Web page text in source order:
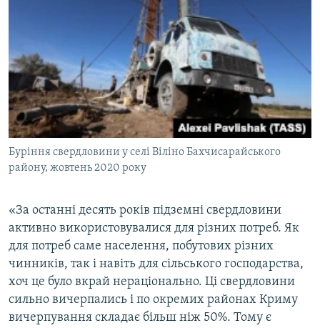
Буріння свердловини у селі Віліно Бахчисарайського
району, жовтень 2020 року
«‎За останні десять років підземні свердловини
активно використовувалися для різних потреб. Як
для потреб саме населення, побутових різних
чинників, так і навіть для сільського господарства,
хоч це було вкрай нераціонально. Ці свердловини
сильно вичерпались і по окремих районах Криму
вичерпування складає більш ніж 50%. Тому є